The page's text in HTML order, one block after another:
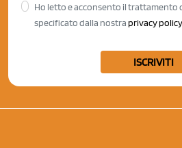
Ho letto e acconsento il trattamento
specificato dalla nostra privacy policy
ISCRIVITI